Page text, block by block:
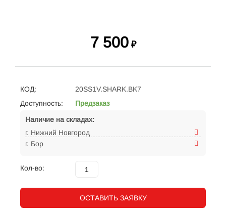
7 500 ₽
КОД:
20SS1V.SHARK.BK7
Доступность:
Предзаказ
Наличие на складах:
г. Нижний Новгород
г. Бор
Кол-во:
ОСТАВИТЬ ЗАЯВКУ